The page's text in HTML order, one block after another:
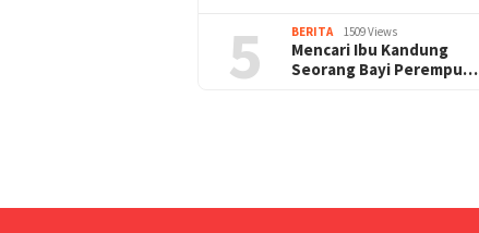
5 BERITA 1509 Views
Mencari Ibu Kandung
Seorang Bayi Perempu…